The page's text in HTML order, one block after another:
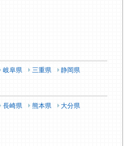
岐阜県 三重県 静岡県
長崎県 熊本県
大分県